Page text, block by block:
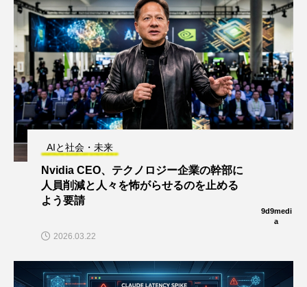
AIと社会・未来
Nvidia CEO、テクノロジー企業の幹部に
人員削減と人々を怖がらせるのを止める
よう要請
9d9medi
a
2026.03.22